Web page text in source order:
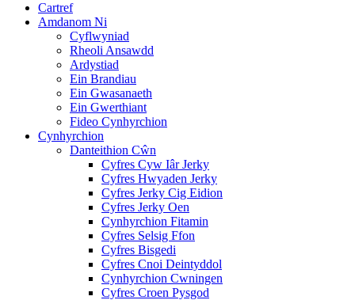
Cartref
Amdanom Ni
Cyflwyniad
Rheoli Ansawdd
Ardystiad
Ein Brandiau
Ein Gwasanaeth
Ein Gwerthiant
Fideo Cynhyrchion
Cynhyrchion
Danteithion Cŵn
Cyfres Cyw Iâr Jerky
Cyfres Hwyaden Jerky
Cyfres Jerky Cig Eidion
Cyfres Jerky Oen
Cynhyrchion Fitamin
Cyfres Selsig Ffon
Cyfres Bisgedi
Cyfres Cnoi Deintyddol
Cynhyrchion Cwningen
Cyfres Croen Pysgod